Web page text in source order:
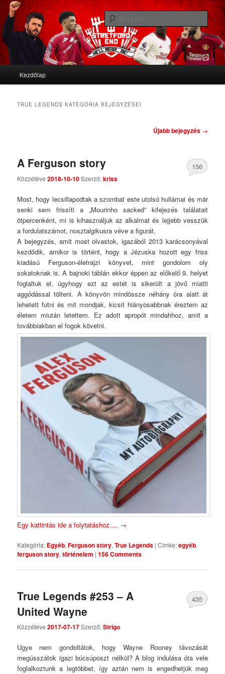
Stretford End
We'll never die
Tovább az elsődleges tartalomra
Tovább a másodlagos tartalomra
Kezdőlap
TRUE LEGENDS KATEGÓRIA BEJEGYZÉSEI
Újabb bejegyzés →
A Ferguson story
Közzétéve2018-10-10Szerző:kriss
156
Most, hogy lecsillapodtak a szombat este utolsó hullámai és már
senki sem frissíti a „Mourinho sacked” kifejezés találatait
ötpercenként, mi is kihasználjuk az alkalmat és lejjebb vesszük
a fordulatszámot, nosztalgikusra véve a figurát.
A bejegyzés, amit most olvastok, igazából 2013 karácsonyával
kezdődik, amikor is történt, hogy a Jézuska hozott egy friss
kiadású Ferguson-életrajzi könyvet, mint gondolom oly
sokatoknak is. A bajnoki táblán ekkor éppen az előkelő 9. helyet
foglaltuk el, úgyhogy ezt az estét is sikerült a jövő miatti
aggódással tölteni. A könyvön mindössze néhány óra alatt át
lehetett futni és mit mondjak, kicsit hiányosabbnak éreztem az
életem miután letettem. Ez adott apropót mindahhoz, amit a
továbbiakban el fogok követni.
Egy kattintás ide a folytatáshoz…. →
Kategória: Egyéb,Ferguson story,True Legends |Címke:egyéb,
ferguson story,történelem |156 Comments
True Legends #253 – A
United Wayne
Közzétéve2017-07-17Szerző:Strigo
435
Ugye nem gondoltátok, hogy Wayne Rooney távozását
megússzátok igazi búcsúposzt nélkül? A blog indulása óta vele
foglalkoztunk a legtöbbet, így aztán nem is engedhetjük meg